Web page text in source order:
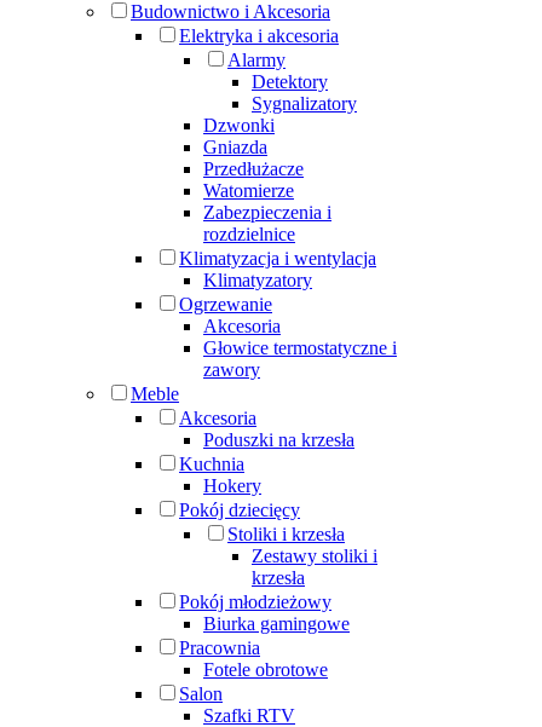
Budownictwo i Akcesoria
Elektryka i akcesoria
Alarmy
Detektory
Sygnalizatory
Dzwonki
Gniazda
Przedłużacze
Watomierze
Zabezpieczenia i
rozdzielnice
Klimatyzacja i wentylacja
Klimatyzatory
Ogrzewanie
Akcesoria
Głowice termostatyczne i
zawory
Meble
Akcesoria
Poduszki na krzesła
Kuchnia
Hokery
Pokój dziecięcy
Stoliki i krzesła
Zestawy stoliki i
krzesła
Pokój młodzieżowy
Biurka gamingowe
Pracownia
Fotele obrotowe
Salon
Szafki RTV